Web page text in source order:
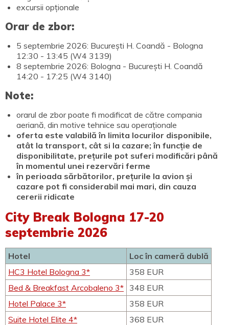
excursii opționale
Orar de zbor:
5 septembrie 2026: București H. Coandă - Bologna
12:30 - 13:45 (W4 3139)
8 septembrie 2026: Bologna - București H. Coandă
14:20 - 17:25 (W4 3140)
Note:
orarul de zbor poate fi modificat de către compania
aeriană, din motive tehnice sau operaționale
oferta este valabilă în limita locurilor disponibile,
atât la transport, cât si la cazare; în funcție de
disponibilitate, prețurile pot suferi modificări până
în momentul unei rezervări ferme
în perioada sărbătorilor, prețurile la avion și
cazare pot fi considerabil mai mari, din cauza
cererii ridicate
City Break Bologna 17-20
septembrie 2026
Hotel
Loc în cameră dublă
HC3 Hotel Bologna 3*
358 EUR
Bed & Breakfast Arcobaleno 3* 348 EUR
Hotel Palace 3*
358 EUR
Suite Hotel Elite 4*
368 EUR